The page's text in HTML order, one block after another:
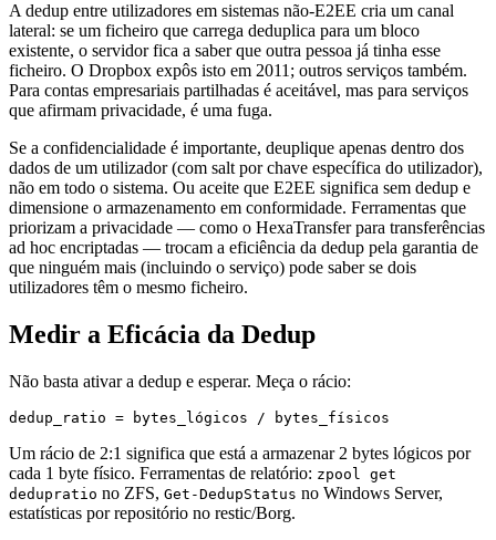
A dedup entre utilizadores em sistemas não-E2EE cria um canal
lateral: se um ficheiro que carrega deduplica para um bloco
existente, o servidor fica a saber que outra pessoa já tinha esse
ficheiro. O Dropbox expôs isto em 2011; outros serviços também.
Para contas empresariais partilhadas é aceitável, mas para serviços
que afirmam privacidade, é uma fuga.
Se a confidencialidade é importante, deuplique apenas dentro dos
dados de um utilizador (com salt por chave específica do utilizador),
não em todo o sistema. Ou aceite que E2EE significa sem dedup e
dimensione o armazenamento em conformidade. Ferramentas que
priorizam a privacidade — como o HexaTransfer para transferências
ad hoc encriptadas — trocam a eficiência da dedup pela garantia de
que ninguém mais (incluindo o serviço) pode saber se dois
utilizadores têm o mesmo ficheiro.
Medir a Eficácia da Dedup
Não basta ativar a dedup e esperar. Meça o rácio:
Um rácio de 2:1 significa que está a armazenar 2 bytes lógicos por
cada 1 byte físico. Ferramentas de relatório: zpool get
dedupratio no ZFS, Get-DedupStatus no Windows Server,
estatísticas por repositório no restic/Borg.